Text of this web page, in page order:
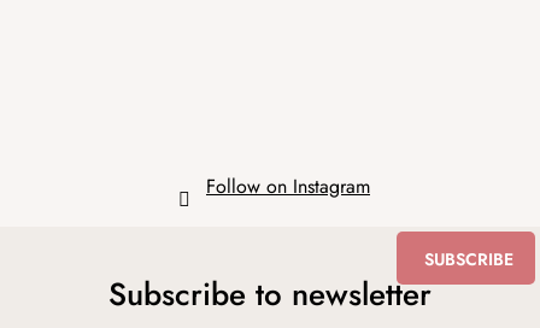
Follow on Instagram
Subscribe to newsletter
SUBSCRIBE